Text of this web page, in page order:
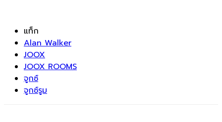
แท็ก
Alan Walker
JOOX
JOOX ROOMS
จูกซ์
จูกซ์รูม